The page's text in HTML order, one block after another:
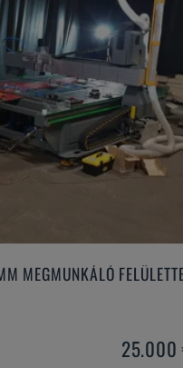
MEGMUNKÁLÓ
25.000